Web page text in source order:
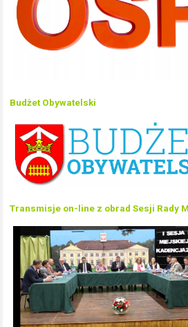
Budżet Obywatelski
Transmisje on-line z obrad Sesji Rady